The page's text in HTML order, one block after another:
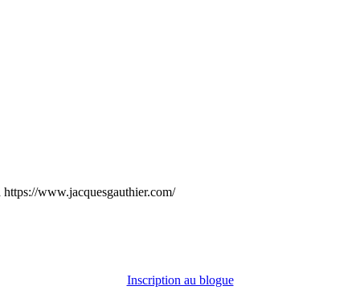
https://www.jacquesgauthier.com/
Inscription au blogue